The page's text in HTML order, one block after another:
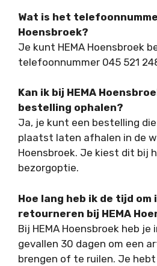
Wat is het
Hoensbroek?
Je kunt HEMA Hoensbroek
telefoonnummer 045 521
Kan ik bij HEMA
bestelling ophalen?
Ja, je kunt een bestelling
plaatst laten afhalen in de
Hoensbroek. Je kiest dit bij
bezorgoptie.
Hoe lang heb ik de tijd om
retourneren bij HEMA
Bij HEMA Hoensbroek heb je
gevallen 30 dagen om een
brengen of te ruilen. Je